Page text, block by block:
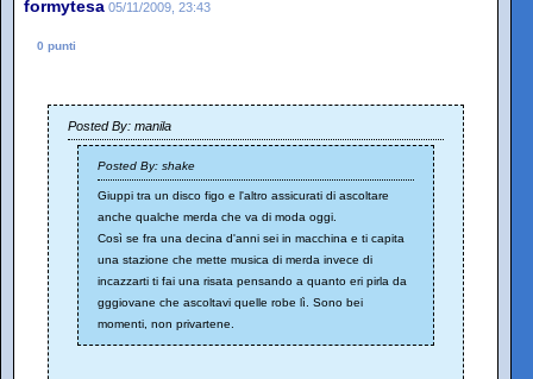
formytesa 05/11/2009, 23:43
0 punti
Posted By: manila
Posted By: shake
Giuppi tra un disco figo e l'altro assicurati di ascoltare
anche qualche merda che va di moda oggi.
Così se fra una decina d'anni sei in macchina e ti capita
una stazione che mette musica di merda invece di
incazzarti ti fai una risata pensando a quanto eri pirla da
gggiovane che ascoltavi quelle robe lì. Sono bei
momenti, non privartene.